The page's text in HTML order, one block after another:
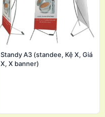
Standy A3 (standee, Kệ X, Giá
X, X banner)